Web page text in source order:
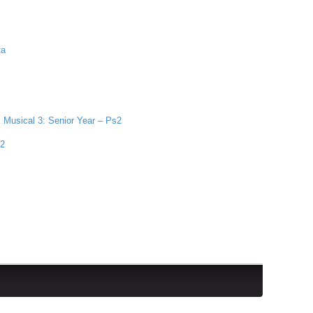
3: Senior Year – Ps2